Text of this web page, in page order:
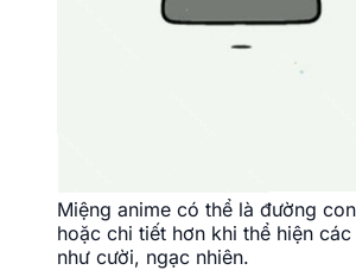
Miệng anime có thể là đường
hoặc chi tiết hơn khi thể hiện
như cười, ngạc nhiên.